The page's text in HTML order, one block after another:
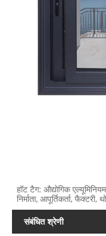
हॉट टैग: औद्योगिक
निर्माता, आपूर्तिकर्ता,
संबंधित श्रेणी